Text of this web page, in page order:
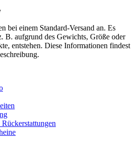
bei einem Standard-Versand an. Es
B. aufgrund des Gewichts, Größe oder
entstehen. Diese Informationen findest